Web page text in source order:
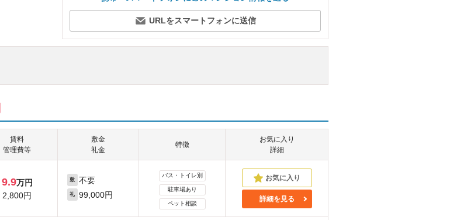
URLをスマートフォンに送信
賃料
管理費等
敷金
礼金
特徴
お気に入り
詳細
9.9万円
2,800円
敷 不要
礼 99,000円
バス・トイレ別
駐車場あり
ペット相談
詳細を見る